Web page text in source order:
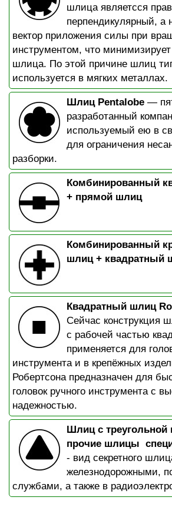
шлица являетсся
перпендикулярный, а
вектор приложения силы при
инструментом, что
шлица. По этой причине шлиц
используется в мягких металлах.
Шлиц Pentalobe —
разработанный
используемый ею в
для ограничения
разборки.
Комбинированный
+ прямой шлиц
Комбинированный
шлиц + квадратный
Квадратный шлиц
Сейчас конструкция
с рабочей частью
применяется для
инструмента и в крепёжных
Робертсона предназначен для
головок ручного инструмента с
надежностью.
Шлиц с треугольной
прочие шлицы
- вид секретного
железнодорожными,
службами, а также в